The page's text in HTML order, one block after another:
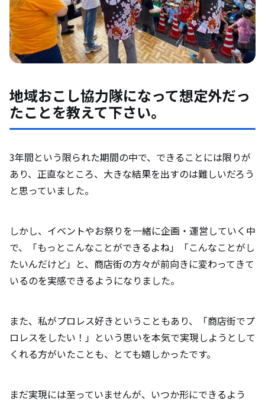
地域おこし協力隊になって想定外だっ
たことを教えて下さい。
3年間という限られた期間の中で、できることには限りが
あり、正直なところ、大きな結果を出すのは難しいだろう
と思っていました。
しかし、イベントやお祭りを一緒に企画・運営していく中
で、「もっとこんなことができるよね」「こんなことがし
たいんだけど」と、商店街の方々が前向きに変わってきて
いるのを実感できるようになりました。
また、私がプロレス好きということもあり、「商店街でプ
ロレスをしたい！」という思いを本気で実現しようとして
くれる方がいたことも、とても嬉しかったです。
まだ実現には至っていませんが、いつか形にできるよう